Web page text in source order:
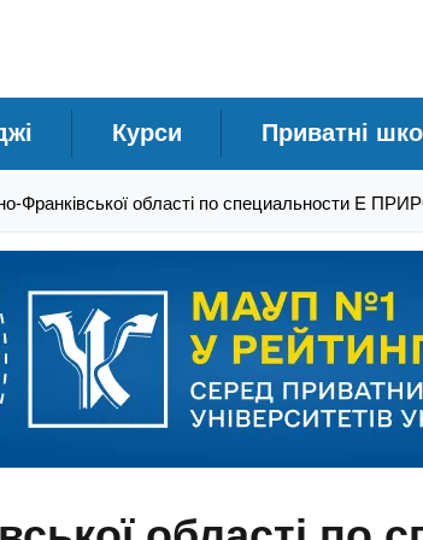
Курси Приватні
Франківської області по специальности